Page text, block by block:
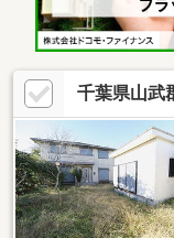
千葉県山武